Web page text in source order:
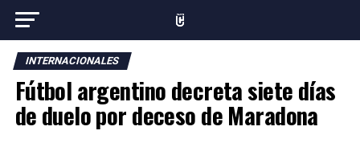
INTERNACIONALES
Fútbol argentino decreta siete días
de duelo por deceso de Maradona